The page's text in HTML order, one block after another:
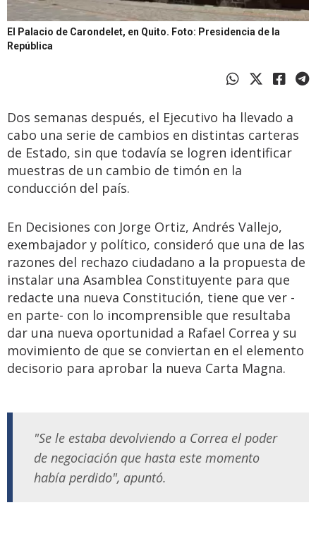
El Palacio de Carondelet, en Quito. Foto: Presidencia de la
República
Dos semanas después, el Ejecutivo ha llevado a
cabo una serie de cambios en distintas carteras
de Estado, sin que todavía se logren identificar
muestras de un cambio de timón en la
conducción del país.
En Decisiones con Jorge Ortiz, Andrés Vallejo,
exembajador y político, consideró que una de las
razones del rechazo ciudadano a la propuesta de
instalar una Asamblea Constituyente para que
redacte una nueva Constitución, tiene que ver -
en parte- con lo incomprensible que resultaba
dar una nueva oportunidad a Rafael Correa y su
movimiento de que se conviertan en el elemento
decisorio para aprobar la nueva Carta Magna.
"Se le estaba devolviendo a Correa el poder
de negociación que hasta este momento
había perdido", apuntó.